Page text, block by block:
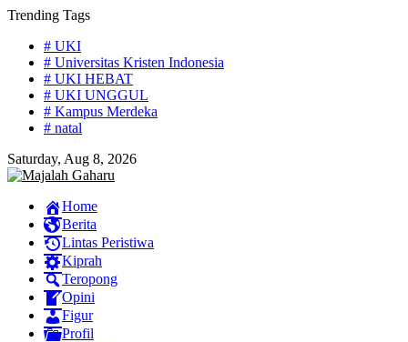
Skip
content
Trending Tags
# UKI
# Universitas Kristen Indonesia
# UKI HEBAT
# UKI UNGGUL
# Kampus Merdeka
# natal
Saturday, Aug 8, 2026
Home
Berita
Lintas Peristiwa
Kiprah
Teropong
Opini
Figur
Profil